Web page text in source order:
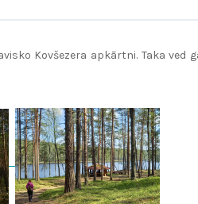
Kovšezera apkārtni. Taka